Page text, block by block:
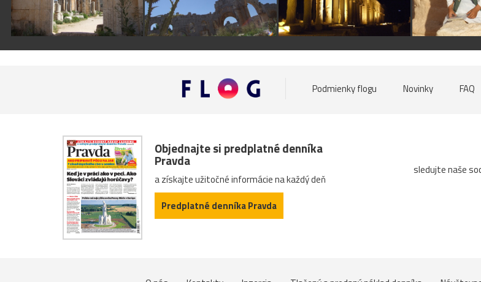
Podmienky flogu Novinky FAQ
Objednajte si predplatné denníka
Pravda
a získajte užitočné informácie na každý deň
Predplatné denníka Pravda
sledujte naše